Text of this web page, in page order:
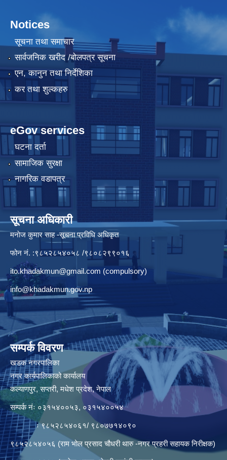
Notices
सूचना तथा समाचार
सार्वजनिक खरीद /बोलपत्र सूचना
एन, कानुन तथा निर्देशिका
कर तथा शुल्कहरु
eGov services
घटना दर्ता
सामाजिक सुरक्षा
नागरिक वडापत्र
सूचना अधिकारी
मनाेज कुमार साह -सूचना प्रविधि अधिकृत
फोन नं. :९८५२८५४०५८ /९८०८२९९०१६
ito.khadakmun@gmail.com (compulsory)
info@khadakmun.gov.np
सम्पर्क विवरण
खडक नगरपालिका
नगर कार्यपालिकाको कार्यालय
कल्याणपुर, सप्तरी, मधेश प्रदेश, नेपाल
सम्पर्क नंः ०३१५४००५३, ०३१५४००५४
ः ९८५२८५४०६१/ ९८०७७१४०९०
९८५२८५४०५६ (राम भोल प्रसाद चौधरी थारु -नगर प्रहरी सहायक निरीक्षक)